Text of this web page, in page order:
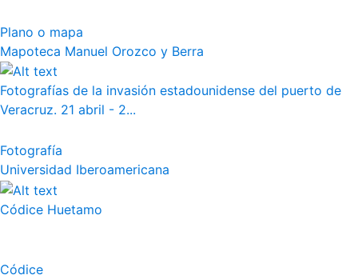
Plano o mapa
Mapoteca Manuel Orozco y Berra
Fotografías de la invasión estadounidense del puerto de
Veracruz. 21 abril - 2...
Fotografía
Universidad Iberoamericana
Códice Huetamo
Códice